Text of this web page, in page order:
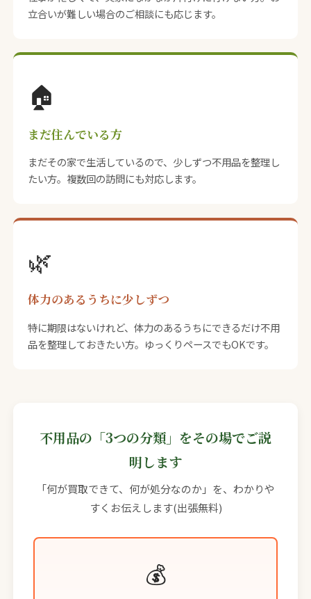
立合いが難しい場合のご相談にも応じます。
🏠
まだ住んでいる方
まだその家で生活しているので、少しずつ不用品を整理し
たい方。複数回の訪問にも対応します。
🌿
体力のあるうちに少しずつ
特に期限はないけれど、体力のあるうちにできるだけ不用
品を整理しておきたい方。ゆっくりペースでもOKです。
不用品の「3つの分類」をその場でご説
明します
「何が買取できて、何が処分なのか」を、わかりや
すくお伝えします(出張無料)
💰